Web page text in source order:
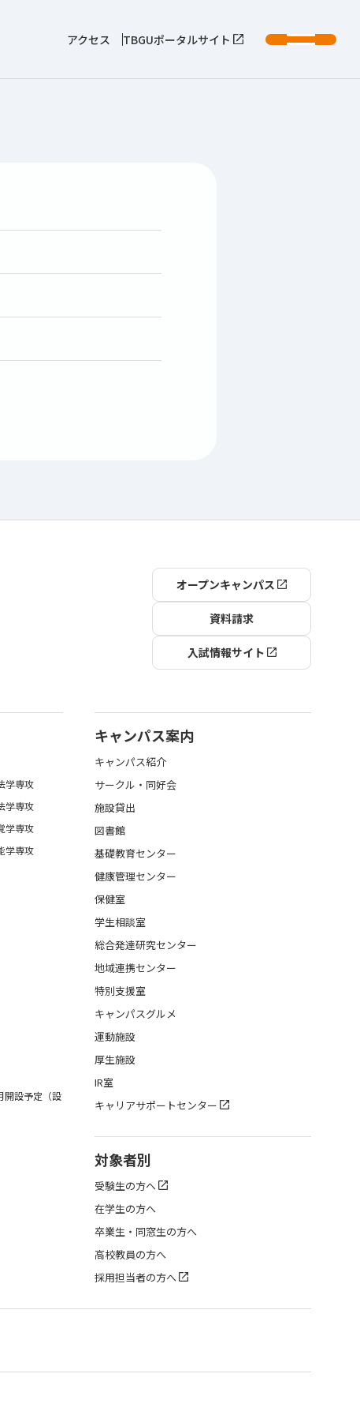
アクセス TBGUポータルサイト
オープンキャンパス
資料請求
入試情報サイト
学専攻
学専攻
学専攻
学専攻
開設予定（設
キャンパス案内
キャンパス紹介
サークル・同好会
施設貸出
図書館
基礎教育センター
健康管理センター
保健室
学生相談室
総合発達研究センター
地域連携センター
特別支援室
キャンパスグルメ
運動施設
厚生施設
IR室
キャリアサポートセンター
対象者別
受験生の方へ
在学生の方へ
卒業生・同窓生の方へ
高校教員の方へ
採用担当者の方へ